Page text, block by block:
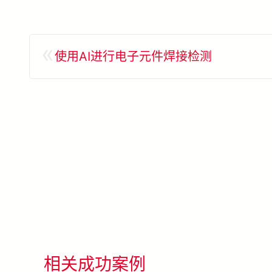
使用AI进行电子元件焊接检测
相关成功案例